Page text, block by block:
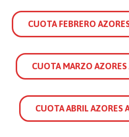
CUOTA FEBRERO
CUOTA MARZO
CUOTA ABRIL AZORES